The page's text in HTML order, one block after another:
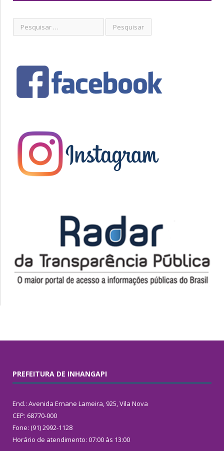
PREFEITURA DE INHANGAPI
End.: Avenida Ernane Lameira, 925, Vila Nova
CEP: 68770-000
Fone: (91) 2992-1128
Horário de atendimento: 07:00 às 13:00